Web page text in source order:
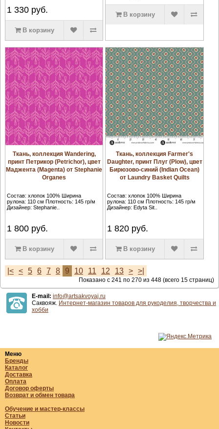
1 330руб.
В корзину
В корзину
Ткань, коллекция Wandering,
принт Петрикор (Petrichor), цвет
Маджента (Magenta) от Stephanie
Organes
Состав: хлопок 100% Ширина
рулона: 110 см Плотность: 145 гр/м
Дизайнер: Stephanie..
1 800руб.
В корзину
Ткань, коллекция Farmer's
Daughter, принт Плуг (Plow), цвет
Бирюзово-синий (Indian Ocean)
от Laundry Basket Quilts
Состав: хлопок 100% Ширина
рулона: 110 см Плотность: 145 гр/м
Дизайнер: Edyta Sit..
1 820 руб.
В корзину
|< < 5 6 7 8 9 10 11 12 13 > >|
Показано с 241 по 270 из 448 (всего 15 страниц)
E-mail: info@artsakvoyaj.ru
Саквояж. Интернет-магазин товаров для рукоделия, творчества и
хобби
Меню
Бренды
Каталог
Доставка
Оплата
Договор оферты
Возврат и обмен товара
Обучение и мастер-классы
Статьи
Новости